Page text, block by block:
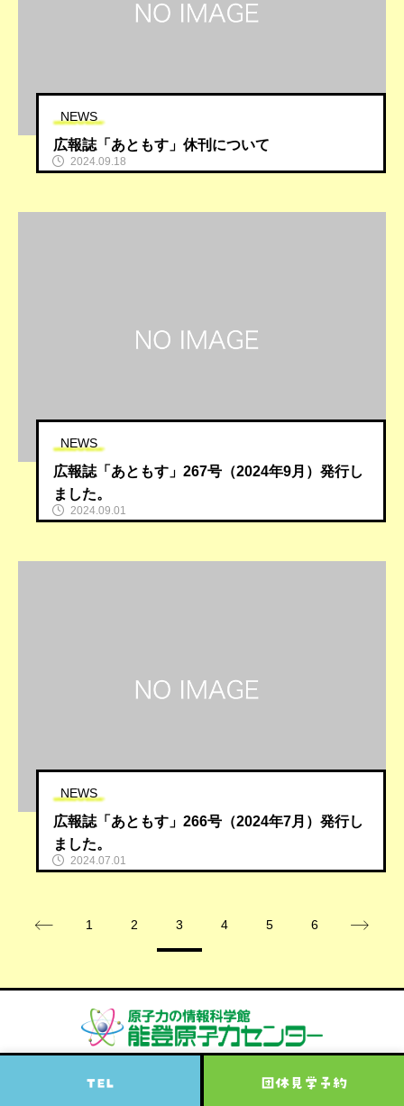
TEL 団体見学予約
NEWS
広報誌「あともす」休刊について
2024.09.18
NEWS
広報誌「あともす」267号（2024年9月）発行し
ました。
2024.09.01
NEWS
広報誌「あともす」266号（2024年7月）発行し
ました。
2024.07.01
1 2 3 4 5 6
Copyright © 2022 能登原子力センター